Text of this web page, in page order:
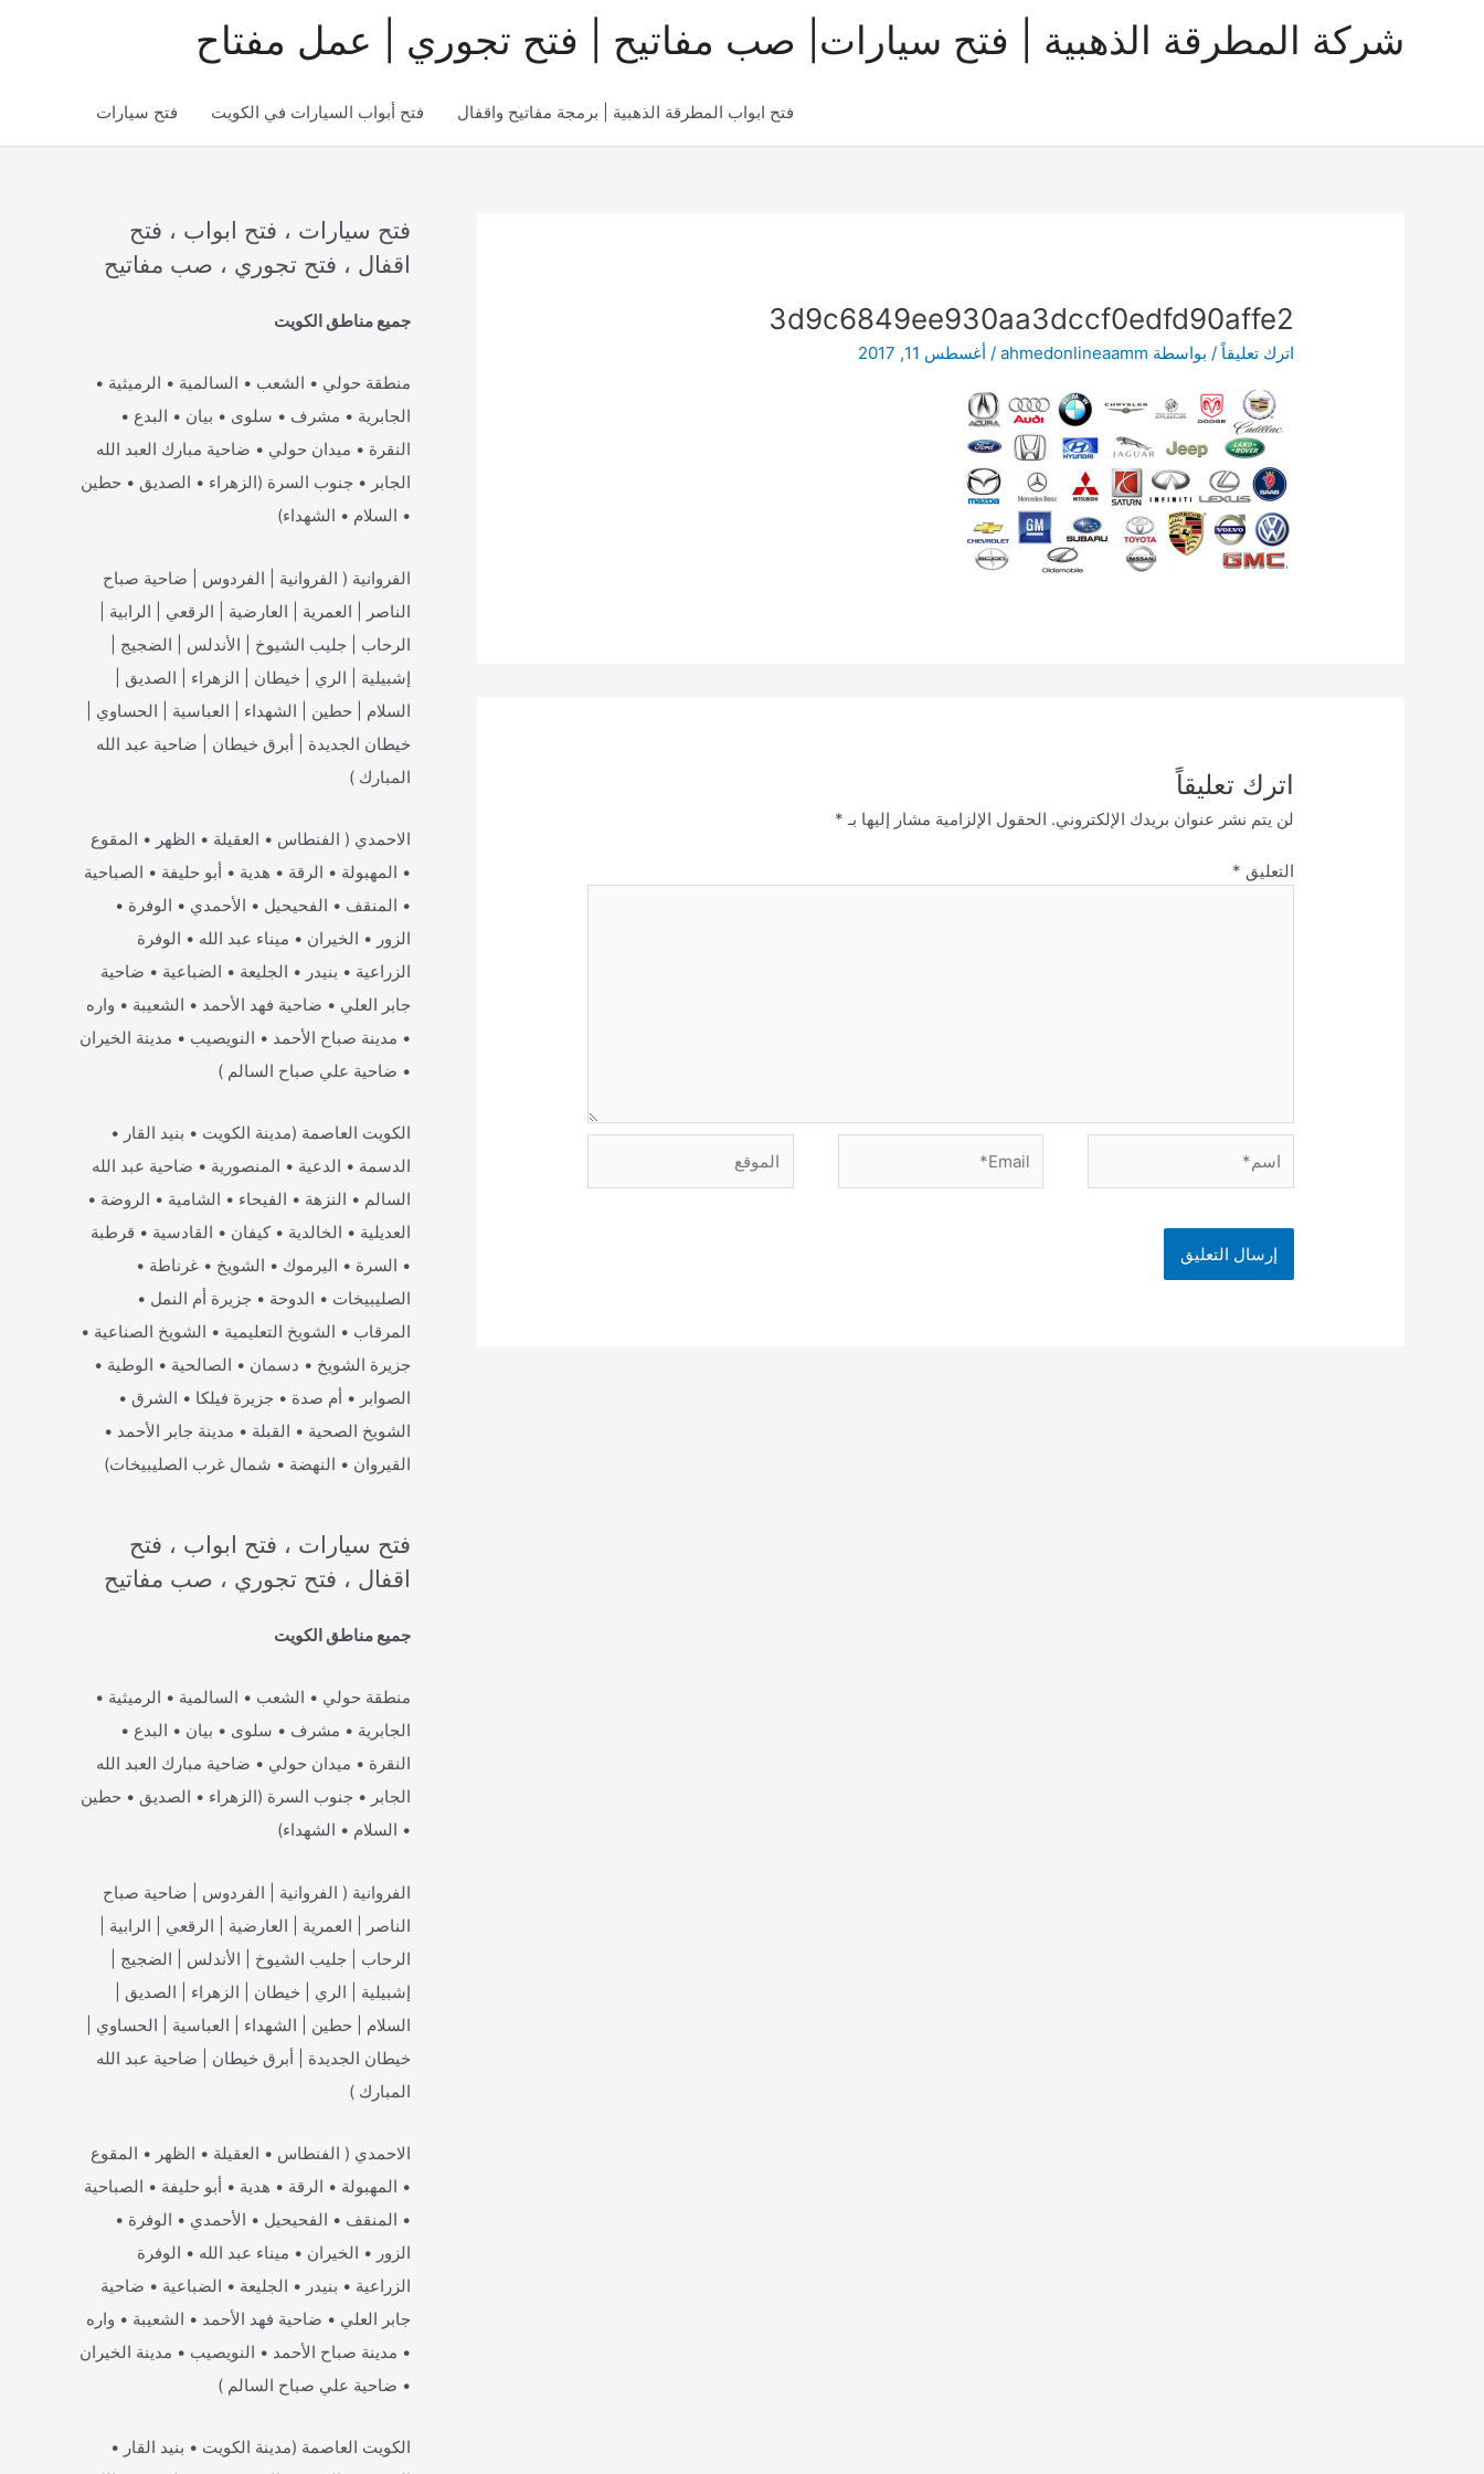
شركة المطرقة الذهبية | فتح سيارات| صب مفاتيح | فتح تجوري | عمل مفتاح
فتح ابواب المطرقة الذهبية | برمجة مفاتيح واقفال فتح أبواب السيارات في الكويت فتح سيارات
3d9c6849ee930aa3dccf0edfd90affe2
اترك تعليقاً / بواسطة ahmedonlineaamm
/ أغسطس 11, 2017
اترك تعليقاً
لن يتم نشر عنوان بريدك الإلكتروني. الحقول الإلزامية مشار إليها بـ *
التعليق *
فتح سيارات ، فتح ابواب ، فتح
اقفال ، فتح تجوري ، صب مفاتيح
جميع مناطق الكويت
منطقة حولي • الشعب • السالمية • الرميثية •
الجابرية • مشرف • سلوى • بيان • البدع •
النقرة • ميدان حولي • ضاحية مبارك العبد الله
الجابر • جنوب السرة (الزهراء • الصديق • حطين
• السلام • الشهداء)
الفروانية ( الفروانية | الفردوس | ضاحية صباح
الناصر | العمرية | العارضية | الرقعي | الرابية |
الرحاب | جليب الشيوخ | الأندلس | الضجيج |
إشبيلية | الري | خيطان | الزهراء | الصديق |
السلام | حطين | الشهداء | العباسية | الحساوي |
خيطان الجديدة | أبرق خيطان | ضاحية عبد الله
المبارك )
الاحمدي ( الفنطاس • العقيلة • الظهر • المقوع
• المهبولة • الرقة • هدية • أبو حليفة • الصباحية
• المنقف • الفحيحيل • الأحمدي • الوفرة •
الزور • الخيران • ميناء عبد الله • الوفرة
الزراعية • بنيدر • الجليعة • الضباعية • ضاحية
جابر العلي • ضاحية فهد الأحمد • الشعيبة • واره
• مدينة صباح الأحمد • النويصيب • مدينة الخيران
• ضاحية علي صباح السالم )
الكويت العاصمة (مدينة الكويت • بنيد القار •
الدسمة • الدعية • المنصورية • ضاحية عبد الله
السالم • النزهة • الفيحاء • الشامية • الروضة •
العديلية • الخالدية • كيفان • القادسية • قرطبة
• السرة • اليرموك • الشويخ • غرناطة •
الصليبيخات • الدوحة • جزيرة أم النمل •
المرقاب • الشويخ التعليمية • الشويخ الصناعية •
جزيرة الشويخ • دسمان • الصالحية • الوطية •
الصوابر • أم صدة • جزيرة فيلكا • الشرق •
الشويخ الصحية • القبلة • مدينة جابر الأحمد •
القيروان • النهضة • شمال غرب الصليبيخات)
فتح سيارات ، فتح ابواب ، فتح
اقفال ، فتح تجوري ، صب مفاتيح
جميع مناطق الكويت
منطقة حولي • الشعب • السالمية • الرميثية •
الجابرية • مشرف • سلوى • بيان • البدع •
النقرة • ميدان حولي • ضاحية مبارك العبد الله
الجابر • جنوب السرة (الزهراء • الصديق • حطين
• السلام • الشهداء)
الفروانية ( الفروانية | الفردوس | ضاحية صباح
الناصر | العمرية | العارضية | الرقعي | الرابية |
الرحاب | جليب الشيوخ | الأندلس | الضجيج |
إشبيلية | الري | خيطان | الزهراء | الصديق |
السلام | حطين | الشهداء | العباسية | الحساوي |
خيطان الجديدة | أبرق خيطان | ضاحية عبد الله
المبارك )
الاحمدي ( الفنطاس • العقيلة • الظهر • المقوع
• المهبولة • الرقة • هدية • أبو حليفة • الصباحية
• المنقف • الفحيحيل • الأحمدي • الوفرة •
الزور • الخيران • ميناء عبد الله • الوفرة
الزراعية • بنيدر • الجليعة • الضباعية • ضاحية
جابر العلي • ضاحية فهد الأحمد • الشعيبة • واره
• مدينة صباح الأحمد • النويصيب • مدينة الخيران
• ضاحية علي صباح السالم )
الكويت العاصمة (مدينة الكويت • بنيد القار •